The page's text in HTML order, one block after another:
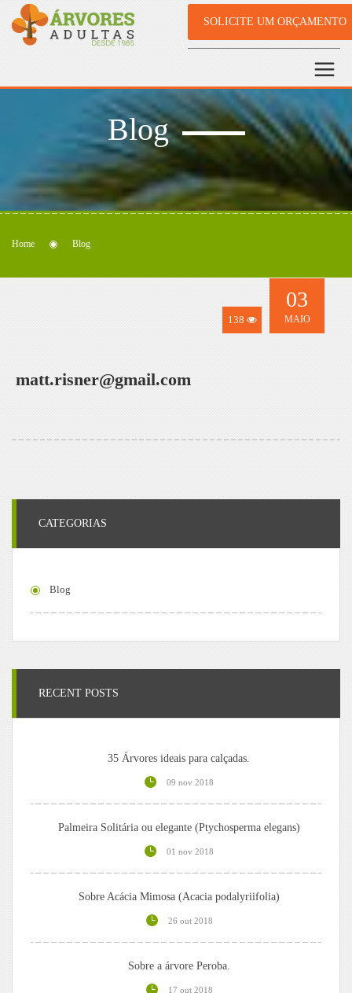
SOLICITE UM ORÇAMENTO
Blog
Home Blog
138
03
MAIO
matt.risner@gmail.com
CATEGORIAS
Blog
RECENT POSTS
35 Árvores ideais para calçadas.
09 nov 2018
Palmeira Solitária ou elegante (Ptychosperma elegans)
01 nov 2018
Sobre Acácia Mimosa (Acacia podalyriifolia)
26 out 2018
Sobre a árvore Peroba.
17 out 2018